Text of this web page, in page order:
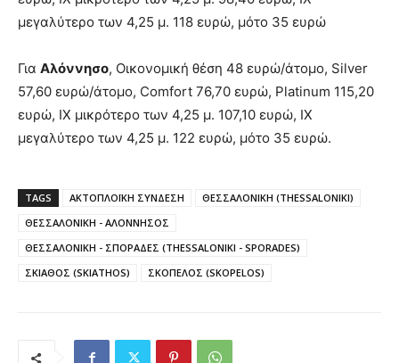
μεγαλύτερο των 4,25 μ. 118 ευρώ, μότο 35 ευρώ
Για Αλόννησο, Οικονομική θέση 48 ευρώ/άτομο, Silver
57,60 ευρώ/άτομο, Comfort 76,70 ευρώ, Platinum 115,20
ευρώ, ΙΧ μικρότερο των 4,25 μ. 107,10 ευρώ, ΙΧ
μεγαλύτερο των 4,25 μ. 122 ευρώ, μότο 35 ευρώ.
TAGS ΑΚΤΟΠΛΟΪΚΗ ΣΥΝΔΕΣΗ
ΘΕΣΣΑΛΟΝΙΚΗ (THESSALONIKI)
ΘΕΣΣΑΛΟΝΙΚΗ - ΑΛΟΝΝΗΣΟΣ
ΘΕΣΣΑΛΟΝΙΚΗ - ΣΠΟΡΑΔΕΣ (THESSALONIKI - SPORADES)
ΣΚΙΑΘΟΣ (SKIATHOS)
ΣΚΟΠΕΛΟΣ (SKOPELOS)